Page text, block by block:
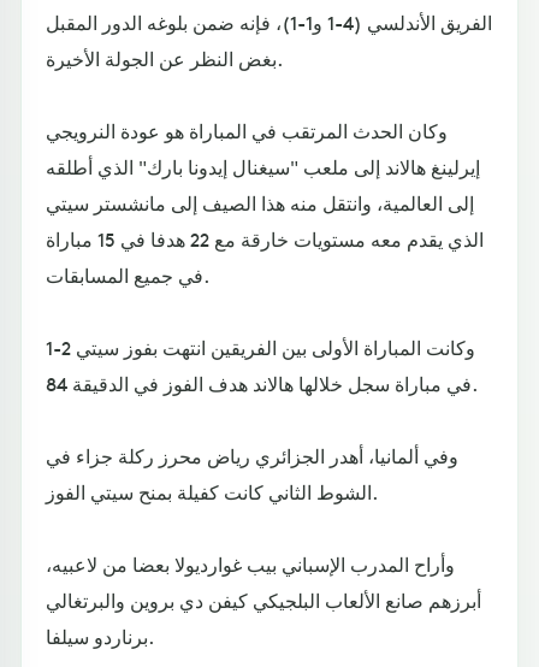
الفريق الأندلسي (4-1 و1-1)، فإنه ضمن بلوغه الدور المقبل
بغض النظر عن الجولة الأخيرة.
وكان الحدث المرتقب في المباراة هو عودة النرويجي
إيرلينغ هالاند إلى ملعب "سيغنال إيدونا بارك" الذي أطلقه
إلى العالمية، وانتقل منه هذا الصيف إلى مانشستر سيتي
الذي يقدم معه مستويات خارقة مع 22 هدفا في 15 مباراة
في جميع المسابقات.
وكانت المباراة الأولى بين الفريقين انتهت بفوز سيتي 2-1
في مباراة سجل خلالها هالاند هدف الفوز في الدقيقة 84.
وفي ألمانيا، أهدر الجزائري رياض محرز ركلة جزاء في
الشوط الثاني كانت كفيلة بمنح سيتي الفوز.
وأراح المدرب الإسباني بيب غوارديولا بعضا من لاعبيه،
أبرزهم صانع الألعاب البلجيكي كيفن دي بروين والبرتغالي
برناردو سيلفا.